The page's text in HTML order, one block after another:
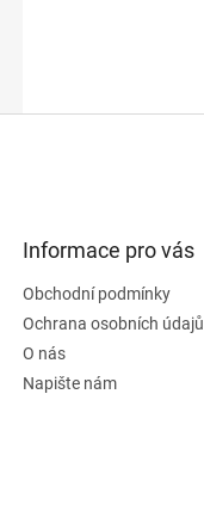
Informace pro vás
Obchodní podmínky
Ochrana osobních údajů
O nás
Napište nám